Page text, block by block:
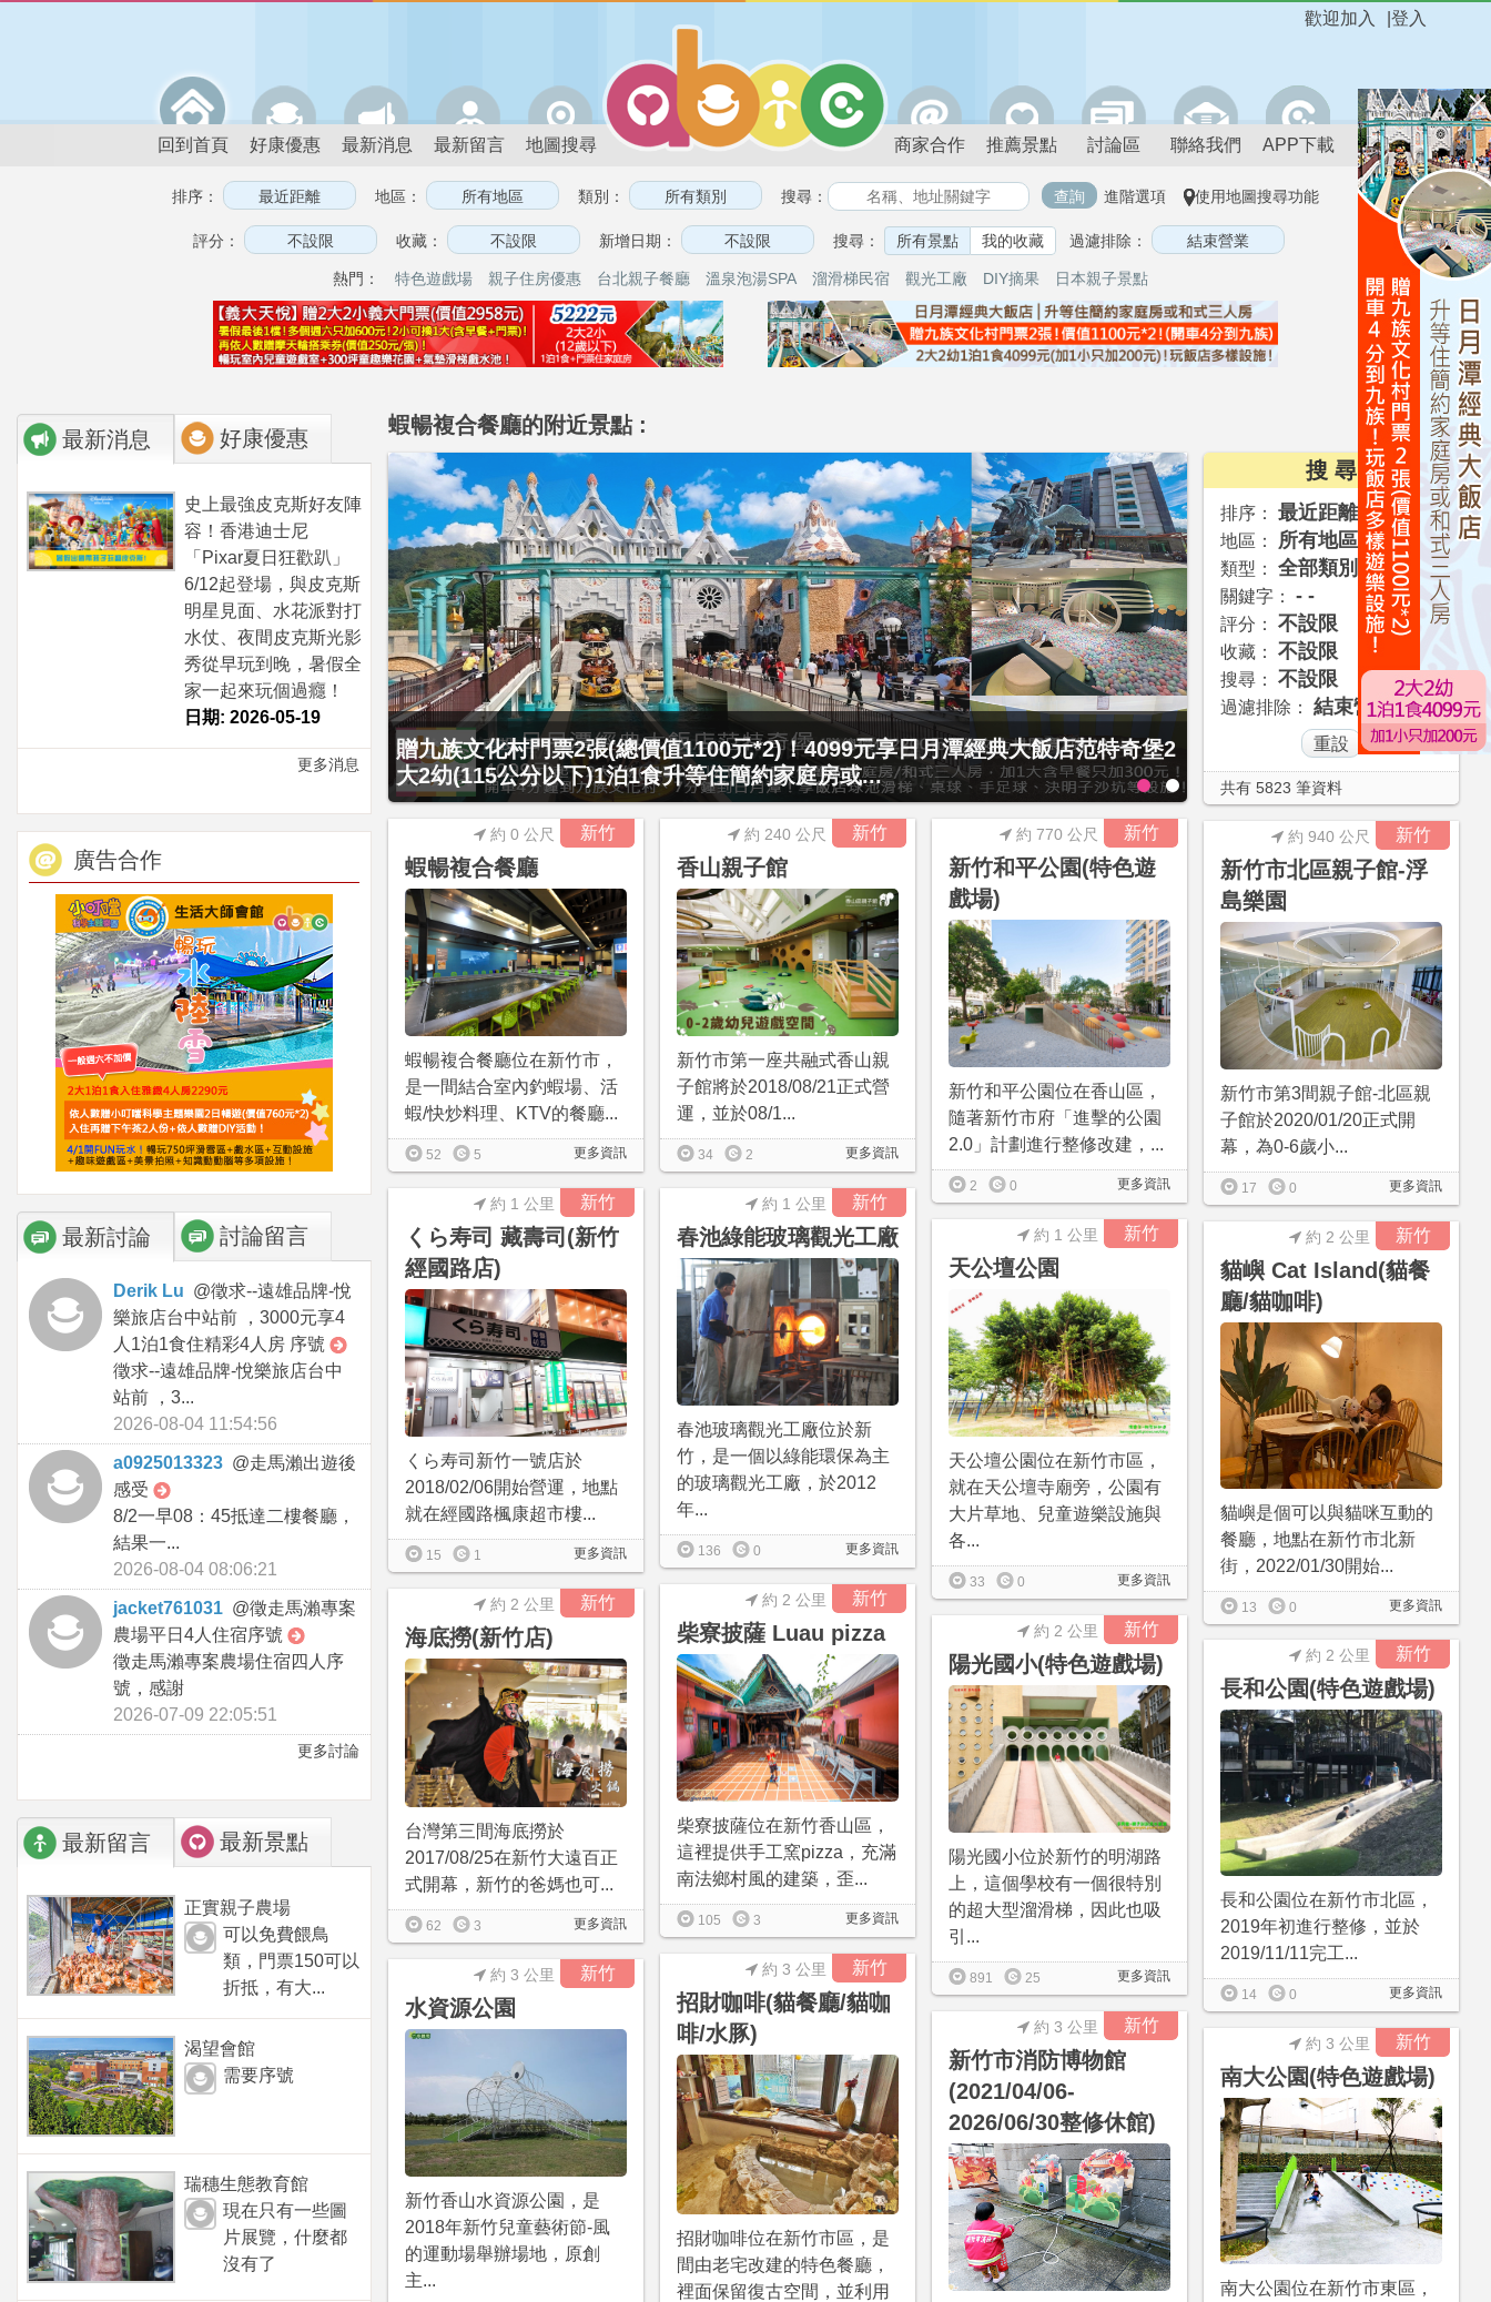
登入
歡迎加入
回到首頁 好康優惠 最新消息 最新留言 地圖搜尋 商家合作 推薦景點 討論區 聯絡我們 APP下載
排序： 地區： 類別： 搜尋： 進階選項 使用地圖搜尋功能
評分： 收藏： 新增日期： 搜尋： 所有景點 我的收藏 過濾排除：
熱門： 特色遊戲場 親子住房優惠 台北親子餐廳 溫泉泡湯SPA 溜滑梯民宿 觀光工廠 DIY摘果 日本親子景點
最新消息 好康優惠
史上最強皮克斯好友陣
容！香港迪士尼
「Pixar夏日狂歡趴」
6/12起登場，與皮克斯
明星見面、水花派對打
水仗、夜間皮克斯光影
秀從早玩到晚，暑假全
家一起來玩個過癮！
日期: 2026-05-19
更多消息
廣告合作
最新討論 討論留言
Derik Lu @徵求--遠雄品牌-悅
樂旅店台中站前 ，3000元享4
人1泊1食住精彩4人房 序號
徵求--遠雄品牌-悅樂旅店台中
站前 ，3...
2026-08-04 11:54:56
a0925013323 @走馬瀨出遊後
感受
8/2一早08：45抵達二樓餐廳，
結果一...
2026-08-04 08:06:21
jacket761031 @徵走馬瀨專案
農場平日4人住宿序號
徵走馬瀨專案農場住宿四人序
號，感謝
2026-07-09 22:05:51
更多討論
最新留言 最新景點
正實親子農場
可以免費餵鳥
類，門票150可以
折抵，有大...
渴望會館
需要序號
瑞穗生態教育館
現在只有一些圖
片展覽，什麼都
沒有了
蝦暢複合餐廳的附近景點 :
贈九族文化村門票2張(總價值1100元*2)！4099元享日月潭經典大飯店范特奇堡2
大2幼(115公分以下)1泊1食升等住簡約家庭房或...
捷絲旅-宜蘭礁溪館3099元
住4人房！享房內大型溫泉湯
搜 尋
排序： 最近距離
地區： 所有地區
類型： 全部類別
關鍵字： - -
評分： 不設限
收藏： 不設限
搜尋： 不設限
過濾排除： 結束營業
共有 5823 筆資料
新竹
蝦暢複合餐廳
約 0 公尺
蝦暢複合餐廳位在新竹市，
是一間結合室內釣蝦場、活
蝦/快炒料理、KTV的餐廳...
更多資訊
52 5
新竹
香山親子館
約 240 公尺
新竹市第一座共融式香山親
子館將於2018/08/21正式營
運，並於08/1...
更多資訊
34 2
新竹
新竹和平公園(特色遊
戲場)
約 770 公尺
新竹和平公園位在香山區，
隨著新竹市府「進擊的公園
2.0」計劃進行整修改建，...
更多資訊
2 0
新竹
新竹市北區親子館-浮
島樂園
約 940 公尺
新竹市第3間親子館-北區親
子館於2020/01/20正式開
幕，為0-6歲小...
更多資訊
17 0
新竹
くら寿司 藏壽司(新竹
經國路店)
約 1 公里
くら寿司新竹一號店於
2018/02/06開始營運，地點
就在經國路楓康超市樓...
更多資訊
15 1
新竹
春池綠能玻璃觀光工廠
約 1 公里
春池玻璃觀光工廠位於新
竹，是一個以綠能環保為主
的玻璃觀光工廠，於2012
年...
更多資訊
136 0
新竹
天公壇公園
約 1 公里
天公壇公園位在新竹市區，
就在天公壇寺廟旁，公園有
大片草地、兒童遊樂設施與
各...
更多資訊
33 0
新竹
貓嶼 Cat Island(貓餐
廳/貓咖啡)
約 2 公里
貓嶼是個可以與貓咪互動的
餐廳，地點在新竹市北新
街，2022/01/30開始...
更多資訊
13 0
新竹
柴寮披薩 Luau pizza
約 2 公里
柴寮披薩位在新竹香山區，
這裡提供手工窯pizza，充滿
南法鄉村風的建築，歪...
更多資訊
105 3
新竹
海底撈(新竹店)
約 2 公里
台灣第三間海底撈於
2017/08/25在新竹大遠百正
式開幕，新竹的爸媽也可...
更多資訊
62 3
新竹
陽光國小(特色遊戲場)
約 2 公里
陽光國小位於新竹的明湖路
上，這個學校有一個很特別
的超大型溜滑梯，因此也吸
引...
更多資訊
891 25
新竹
長和公園(特色遊戲場)
約 2 公里
長和公園位在新竹市北區，
2019年初進行整修，並於
2019/11/11完工...
更多資訊
14 0
新竹
招財咖啡(貓餐廳/貓咖
啡/水豚)
約 3 公里
招財咖啡位在新竹市區，是
間由老宅改建的特色餐廳，
裡面保留復古空間，並利用
新竹
水資源公園
約 3 公里
新竹香山水資源公園，是
2018年新竹兒童藝術節-風
的運動場舉辦場地，原創
主...
新竹
新竹市消防博物館
(2021/04/06-
2026/06/30整修休館)
約 3 公里
新竹
南大公園(特色遊戲場)
約 3 公里
南大公園位在新竹市東區，